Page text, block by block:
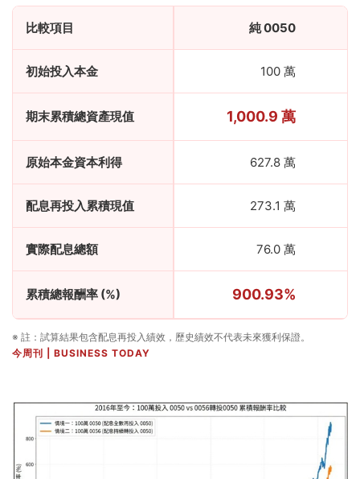
比較項目 純 0050
初始投入本金 100 萬
期末累積總資產現值 1,000.9 萬
原始本金資本利得 627.8 萬
配息再投入累積現值 273.1 萬
實際配息總額 76.0 萬
累積總報酬率 (%) 900.93%
※ 註：試算結果包含配息再投入績效，歷史績效不代表未來獲利保證。
今周刊 | BUSINESS TODAY